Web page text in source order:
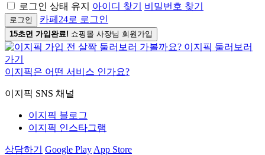
로그인 상태 유지 아이디 찾기 비밀번호 찾기
로그인 카페24로 로그인
15초면 가입완료! 쇼핑몰 사장님 회원가입
이지픽은 어떤 서비스 인가요?
이지픽 SNS 채널
이지픽 블로그
이지픽 인스타그램
상담하기 Google Play App Store